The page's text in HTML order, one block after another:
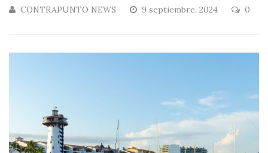
CONTRAPUNTO NEWS 9 septiembre, 2024 0